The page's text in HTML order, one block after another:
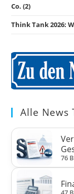
Co. (2)
Think Tank 2026:
Alle News
76